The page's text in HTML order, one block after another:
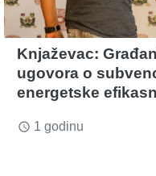
Knjaževac:
ugovora o
energetske
access_time 1 godinu